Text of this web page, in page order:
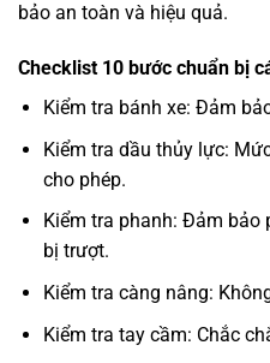
bảo an toàn và hiệu quả.
Checklist 10 bước chuẩn bị
Kiểm tra bánh xe: Đảm
Kiểm tra dầu thủy lực:
cho phép.
Kiểm tra phanh: Đảm bảo
bị trượt.
Kiểm tra càng nâng:
Kiểm tra tay cầm: Chắc